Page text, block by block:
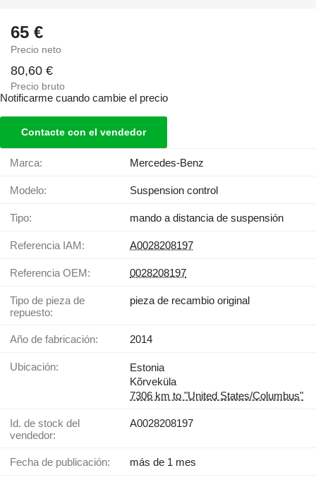
65 €
Precio neto
80,60 €
Precio bruto
Notificarme cuando cambie el precio
Contacte con el vendedor
Marca: Mercedes-Benz
Modelo: Suspension control
Tipo: mando a distancia de suspensión
Referencia IAM: A0028208197
Referencia OEM: 0028208197
Tipo de pieza de
repuesto:
pieza de recambio original
Año de fabricación: 2014
Ubicación:
Estonia
Kõrveküla
7306 km to "United States/Columbus"
Id. de stock del
vendedor:
A0028208197
Fecha de publicación: más de 1 mes